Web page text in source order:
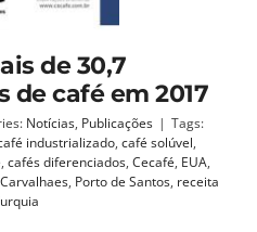
de 30,7
de café em 2017
Notícias, Publicações | Tags:
industrializado, café solúvel,
, cafés diferenciados, Cecafé, EUA,
, Porto de Santos, receita